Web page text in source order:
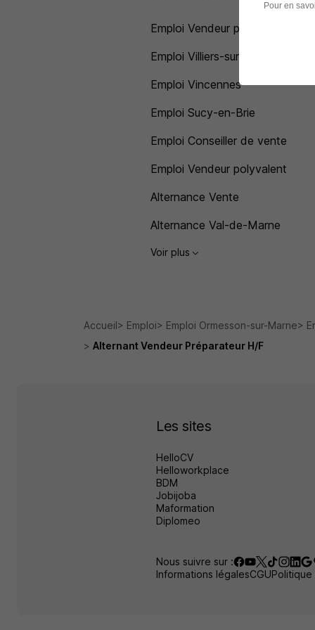
Emploi Vendeur préparateur
Emploi Villiers-sur-Marne
Emploi Vincennes
Emploi Sucy-en-Brie
Emploi Conseiller de vente
Emploi Vendeur polyvalent
Alternance Vente
Alternance Val-de-Marne
Voir plus
Accueil Emploi Emploi Ormesson-sur-Marne
Alternant Vendeur Préparateur H/F
Les sites
HelloCV
Helloworkplace
BDM
Jobijoba
Maformation
Diplomeo
Nous suivre sur :
Informations légalesCGU
Pour en